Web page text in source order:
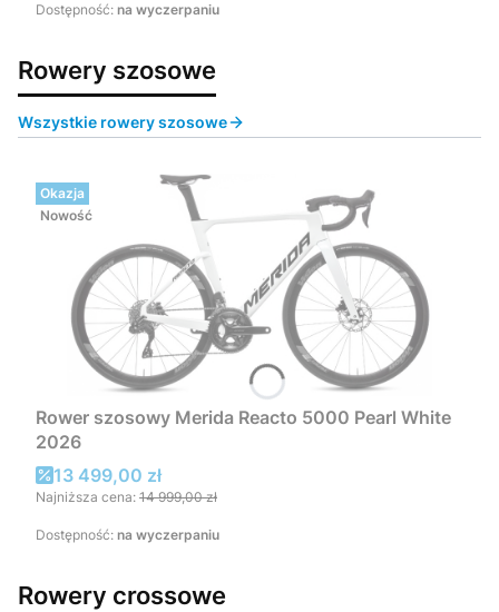
Dostępność: na wyczerpaniu
Rowery szosowe
Wszystkie rowery szosowe
Okazja
Nowość
Rower szosowy Merida Reacto 5000 Pearl White
2026
Cena promocyjna
13 499,00 zł
Najniższa cena: 14 999,00 zł
Dostępność: na wyczerpaniu
Rowery crossowe